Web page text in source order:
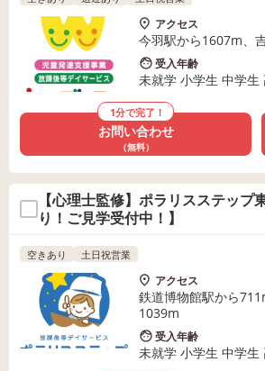
アクセス
今羽駅から1607m、
受入年齢
未就学 小学生 中学生
1分で完了！
お問い合わせ
（無料）
【心理士監修】ポラリスステップ
り！ご見学受付中！】
空きあり 土日祝営業
アクセス
鉄道博物館駅から
1039m
受入年齢
未就学 小学生 中学生